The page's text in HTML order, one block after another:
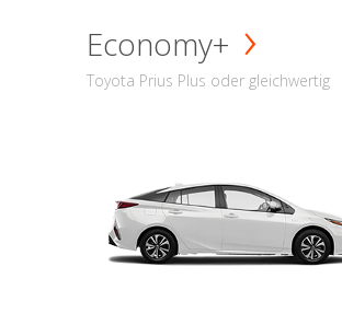
Economy+
Toyota Prius Plus oder gleichwertig